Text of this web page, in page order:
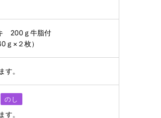
200ｇ牛脂付
ｇ×２枚）
す。
のし
す。